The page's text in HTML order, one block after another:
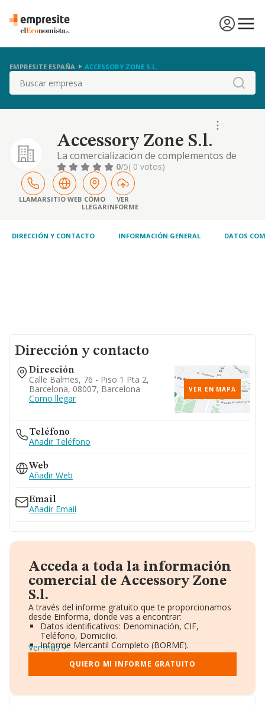
EMPRESITE ESPAÑA ACCESSORY ZONE S.L.
Buscar
Accessory Zone S.l.
La comercializacion de complementos de
moda
0/5( 0 votos)
LLAMARSITIO WEB CÓMO
LLEGAR
VER
INFORME
DIRECCIÓN Y CONTACTO INFORMACIÓN GENERAL DATOS
Dirección y contacto
Dirección
Calle Balmes, 76 - Piso 1 Pta 2,
Barcelona, 08007, Barcelona
Como llegar
VER EN MAPA
Teléfono
Añadir Teléfono
Web
Añadir Web
Email
Añadir Email
Acceda a toda la información
comercial de Accessory Zone
S.l.
A través del informe gratuito que te proporcionamos
desde Einforma, donde vas a encontrar:
Datos identificativos: Denominación, CIF,
Teléfono, Domicilio.
Informe Mercantil Completo (BORME).
Gráficos de Evolución Ventas y Empleados.
Consejo de Administración y Administradores.
Directivos y Ejecutivos.
Ver más
QUIERO MI INFORME GRATUITO